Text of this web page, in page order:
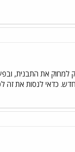
למחוק את התבנית,
כדאי לנסות את זה